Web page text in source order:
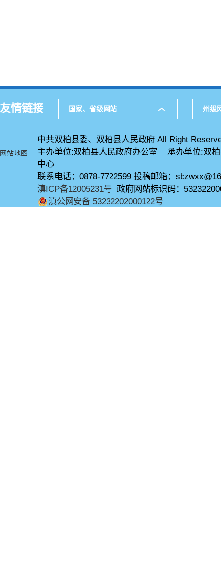
友情链接 国家、省级网站 州级
网站地图
中共双柏县委、双柏县人民政府 All Right
主办单位:双柏县人民政府办公室 承办单位:双
中心
联系电话：0878-7722599 投稿邮箱：
滇ICP备12005231号 政府网站标识码：
滇公网安备 53232202000122号